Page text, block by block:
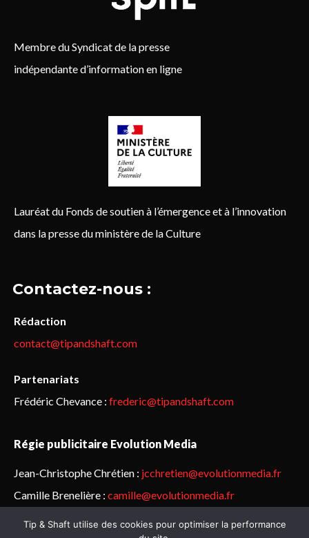
Membre du Syndicat de la presse
indépendante d’information en ligne
Lauréat du Fonds de soutien à l’émergence et à l’innovation
dans la presse du ministère de la Culture
Contactez-nous :
Rédaction
contact@tipandshaft.com
Partenariats
Frédéric Chevance : frederic@tipandshaft.com
Régie publicitaire Evolution Media
Jean-Christophe Chrétien : jcchretien@evolutionmedia.fr
Camille Brenelière : camille@evolutionmedia.fr
© Sailorz 2015-2025. Tous droits réservés.Mentions légales &
Tip & Shaft utilise des cookies pour optimiser la performance